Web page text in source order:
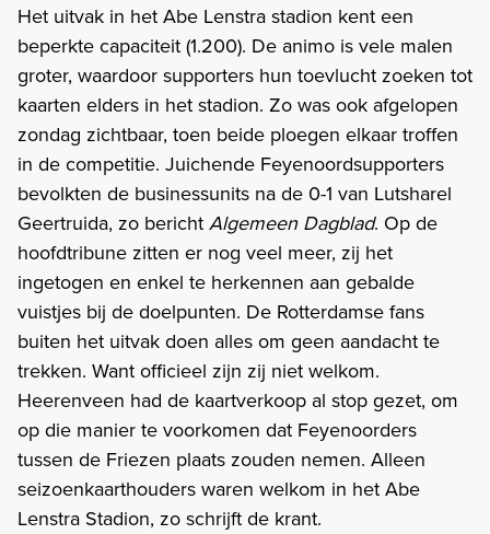
Het uitvak in het Abe Lenstra stadion kent een
beperkte capaciteit (1.200). De animo is vele malen
groter, waardoor supporters hun toevlucht zoeken tot
kaarten elders in het stadion. Zo was ook afgelopen
zondag zichtbaar, toen beide ploegen elkaar troffen
in de competitie. Juichende Feyenoordsupporters
bevolkten de businessunits na de 0-1 van Lutsharel
Geertruida, zo berichtAlgemeen Dagblad. Op de
hoofdtribune zitten er nog veel meer, zij het
ingetogen en enkel te herkennen aan gebalde
vuistjes bij de doelpunten. De Rotterdamse fans
buiten het uitvak doen alles om geen aandacht te
trekken. Want officieel zijn zij niet welkom.
Heerenveen had de kaartverkoop al stop gezet, om
op die manier te voorkomen dat Feyenoorders
tussen de Friezen plaats zouden nemen. Alleen
seizoenkaarthouders waren welkom in het Abe
Lenstra Stadion, zo schrijft de krant.